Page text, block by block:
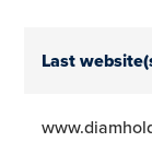
Last